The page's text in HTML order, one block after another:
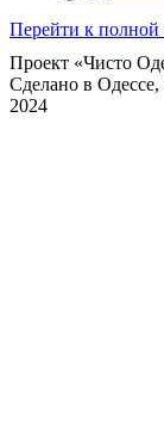
Перейти к полной
Проект «Чисто
Сделано в
2024